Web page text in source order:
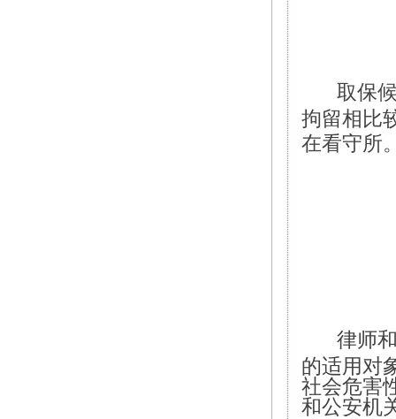
取保
拘留相比
在看守所
律师
的适用对
社会危害
和公安机